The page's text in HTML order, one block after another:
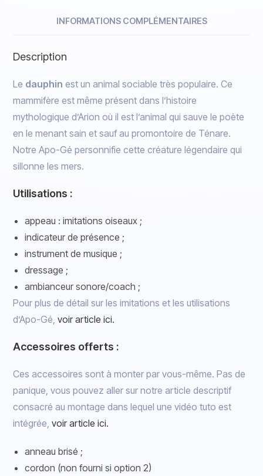
INFORMATIONS COMPLÉMENTAIRES
Description
Le dauphin est un animal sociable très populaire. Ce
mammifère est même présent dans l’histoire
mythologique d’Arion où il est l’animal qui sauve le poète
en le menant sain et sauf au promontoire de Ténare.
Notre Apo-Gé personnifie cette créature légendaire qui
sillonne les mers.
Utilisations :
appeau : imitations oiseaux ;
indicateur de présence ;
instrument de musique ;
dressage ;
ambianceur sonore/coach ;
Pour plus de détail sur les imitations et les utilisations
d’Apo-Gé,voir article ici.
Accessoires offerts :
Ces accessoires sont à monter par vous-même. Pas de
panique, vous pouvez aller sur notre article descriptif
consacré au montage dans lequel une vidéo tuto est
intégrée,voir article ici.
anneau brisé ;
cordon (non fourni si option 2)